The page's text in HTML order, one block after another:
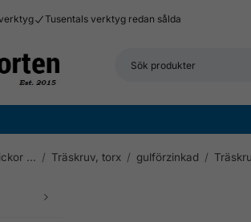
Tusentals verktyg redan sålda
... / Träskruv, torx / gulförzinkad /